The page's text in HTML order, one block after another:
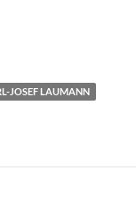
JOSEF LAUMANN